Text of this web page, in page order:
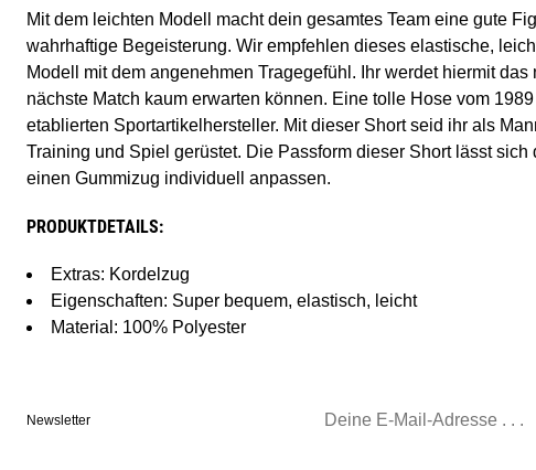
Mit dem leichten Modell macht dein gesamtes Team eine gute
wahrhaftige Begeisterung. Wir empfehlen dieses elastische,
Modell mit dem angenehmen Tragegefühl. Ihr werdet hiermit
nächste Match kaum erwarten können. Eine tolle Hose vom
etablierten Sportartikelhersteller. Mit dieser Short seid ihr als
Training und Spiel gerüstet. Die Passform dieser Short lässt sich
einen Gummizug individuell anpassen.
PRODUKTDETAILS:
Extras: Kordelzug
Eigenschaften: Super bequem, elastisch, leicht
Material: 100% Polyester
Newsletter